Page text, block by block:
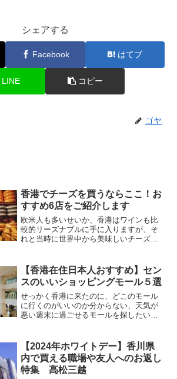
シェアする
Facebook はてブ
LINE コピー
ゴヤ
香港でチーズを買うならここ！お
すすめ6店をご紹介します
欧米人も多いせいか、香港はワインも比
較的リーズナブルに手に入りますが、そ
れと当時に世界中から美味しいチーズが
されており、そこでも幅広いラインアッ
プから好みのチーズを探す...
【香港在住日本人おすすめ】セン
スのいいショッピングモール５選
せっかく香港に来たのに、どこのモール
に行くのがいいのか分からない、天気が
悪い週末に過ごせるモールを探したい、
モールの中でおすすめできるモールをご
紹介します
【2024年ホワイトデー】香川県
内で買える職場や友人へのお返し
特集 高松三越